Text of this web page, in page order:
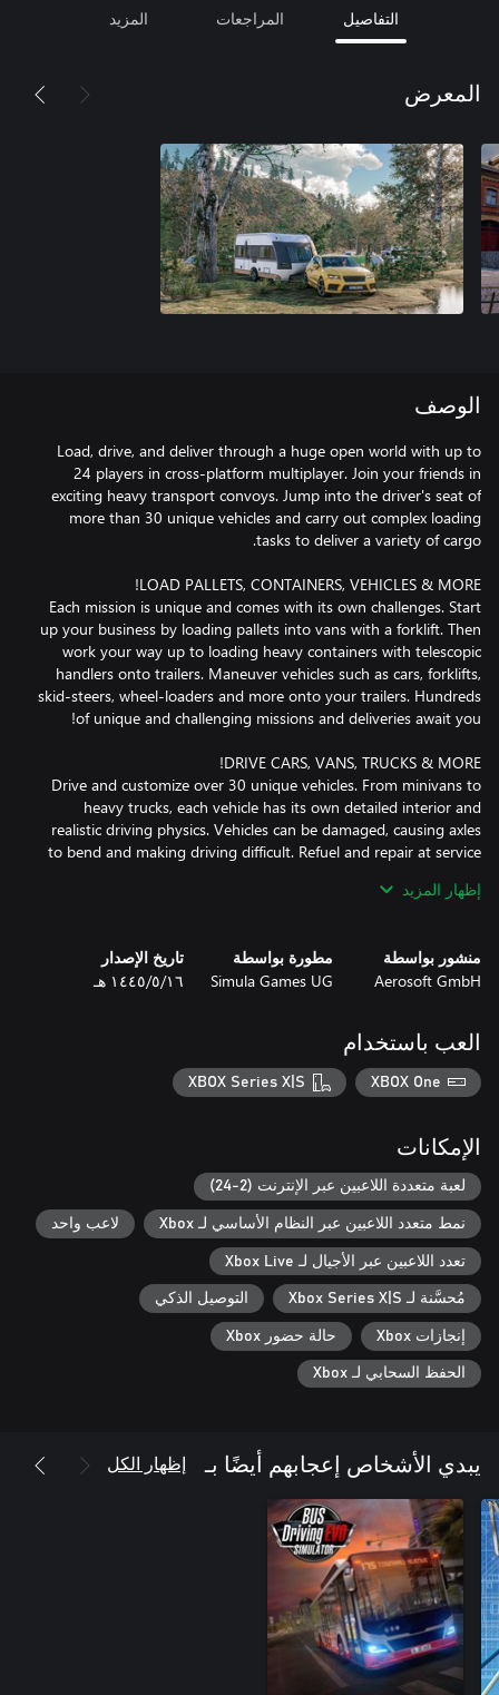
التفاصيل المراجعات المزيد
المعرض
الوصف
Load, drive, and deliver through a huge open world with up to
24 players in cross-platform multiplayer. Join your friends in
exciting heavy transport convoys. Jump into the driver's seat of
more than 30 unique vehicles and carry out complex loading
Each mission is unique and comes with its own challenges. Start
up your business by loading pallets into vans with a forklift. Then
work your way up to loading heavy containers with telescopic
handlers onto trailers. Maneuver vehicles such as cars, forklifts,
skid-steers, wheel-loaders and more onto your trailers. Hundreds
Drive and customize over 30 unique vehicles. From minivans to
heavy trucks, each vehicle has its own detailed interior and
realistic driving physics. Vehicles can be damaged, causing axles
to bend and making driving difficult. Refuel and repair at service
your own by customizing it to your liking. Stick to the traffic rules
Enjoy the ultimate delivery experience in co-op multiplayer. Join
your friends, make convoys, earn money and expand your
companies together. Escort other players safely to their
destinations using specialized convoy equipment. Explore a vast
Explore and uncover hidden secrets scattered across the map.
Get ready for a journey into a dynamic and completely open
world where the deliveries never end!
إظهار المزيد
منشور بواسطة
Aerosoft GmbH
مطورة بواسطة
Simula Games UG
تاريخ الإصدار
١٦‏/٥‏/١٤٤٥ هـ
العب باستخدام
XBOX One
XBOX Series X|S
الإمكانات
لعبة متعددة اللاعبين عبر الإنترنت (2-24)
نمط متعدد اللاعبين عبر النظام الأساسي لـ Xbox لاعب واحد
تعدد اللاعبين عبر الأجيال لـ Xbox Live
مُحسَّنة لـ Xbox Series X|S التوصيل الذكي
إنجازات Xbox حالة حضور Xbox
الحفظ السحابي لـ Xbox
يبدي الأشخاص إعجابهم أيضًا بـ إظهار الكل